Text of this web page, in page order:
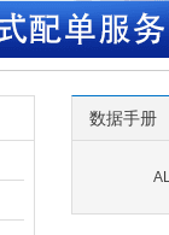
数据手册